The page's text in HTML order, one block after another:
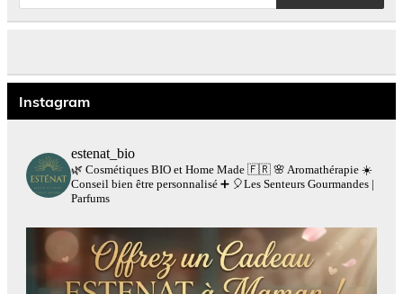
produits
Instagram
estenat_bio
🌿 Cosmétiques BIO et Home Made 🇫🇷🌸 Aromathérapie☀️
Conseil bien être personnalisé➕🎈Les Senteurs Gourmandes |
Parfums